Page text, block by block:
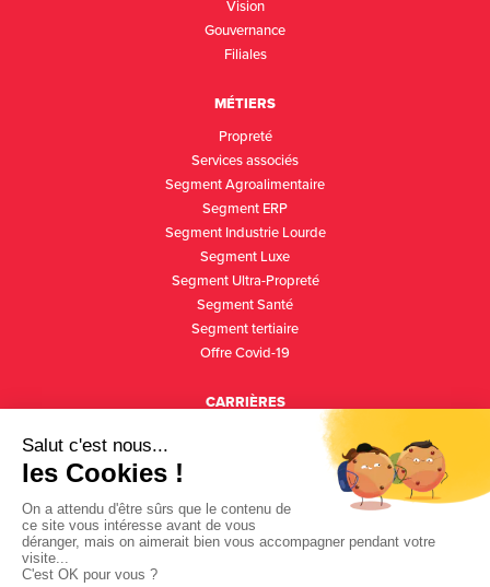
Vision
Gouvernance
Filiales
MÉTIERS
Propreté
Services associés
Segment Agroalimentaire
Segment ERP
Segment Industrie Lourde
Segment Luxe
Segment Ultra-Propreté
Segment Santé
Segment tertiaire
Offre Covid-19
CARRIÈRES
Relations écoles
Success stories